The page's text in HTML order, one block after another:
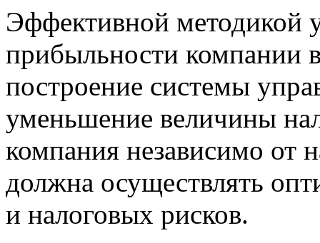
Эффективной методикой
прибыльности компании
построение системы
уменьшение величины
компания независимо от
должна осуществлять
и налоговых рисков.